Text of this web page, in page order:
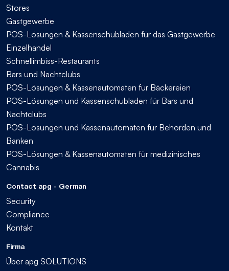
Stores
Gastgewerbe
POS-Lösungen & Kassenschubladen für das Gastgewerbe
Einzelhandel
Schnellimbiss-Restaurants
Bars und Nachtclubs
POS-Lösungen & Kassenautomaten für Bäckereien
POS-Lösungen und Kassenschubladen für Bars und
Nachtclubs
POS-Lösungen und Kassenautomaten für Behörden und
Banken
POS-Lösungen & Kassenautomaten für medizinisches
Cannabis
Contact apg - German
Security
Compliance
Kontakt
Firma
Über apg SOLUTIONS